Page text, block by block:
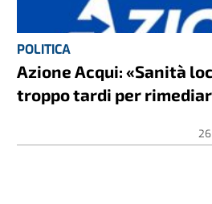
POLITICA
Azione Acqui: «Sanità
troppo tardi per